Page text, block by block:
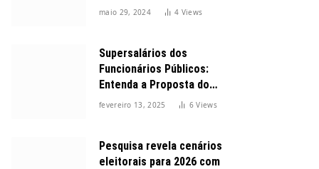
durante o dia
maio 29, 2024 4 Views
Supersalários dos
Funcionários Públicos:
Entenda a Proposta do
Governo para Limitar
fevereiro 13, 2025 6Views
Pesquisa revela cenários
eleitorais para 2026 com